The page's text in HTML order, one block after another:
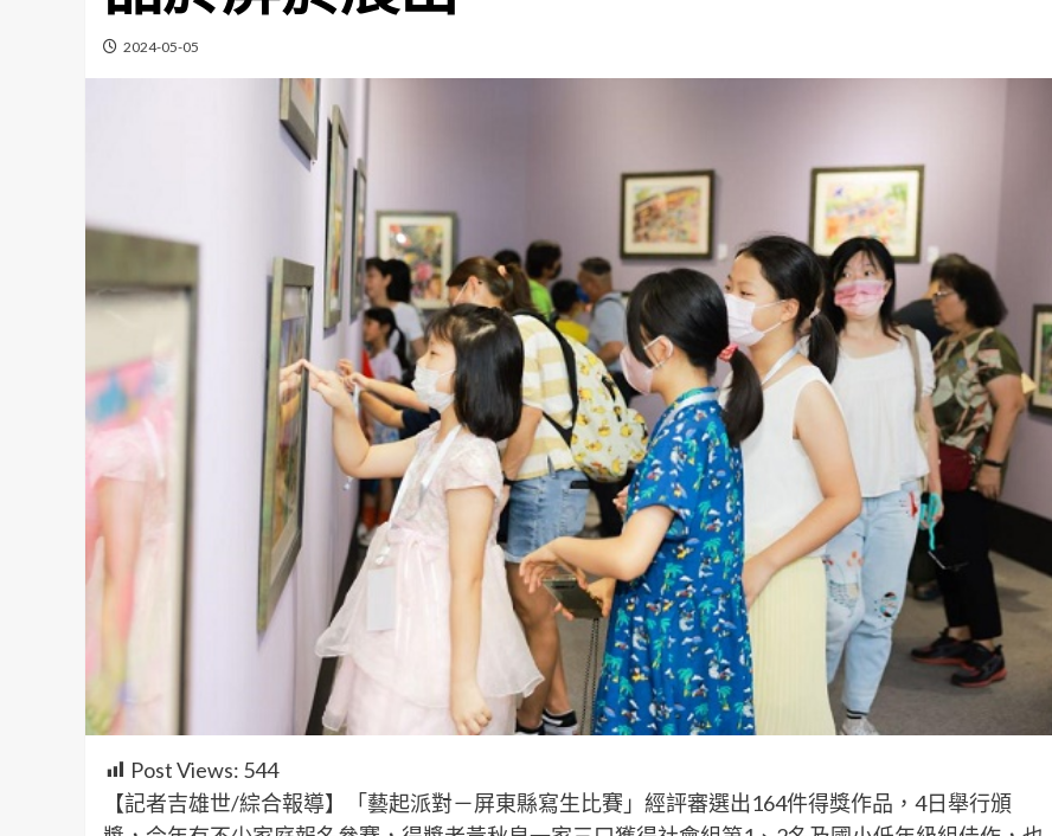
2024-05-05
Post Views: 544
【記者吉雄世/綜合報導】「藝起派對－屏東縣寫生比賽」經評審選出164件得獎作品，4日舉行頒